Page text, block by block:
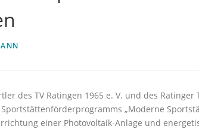
des TV Ratingen 1965 e. V. und des Ratinger
„Moderne
einer Photovoltaik-Anlage und